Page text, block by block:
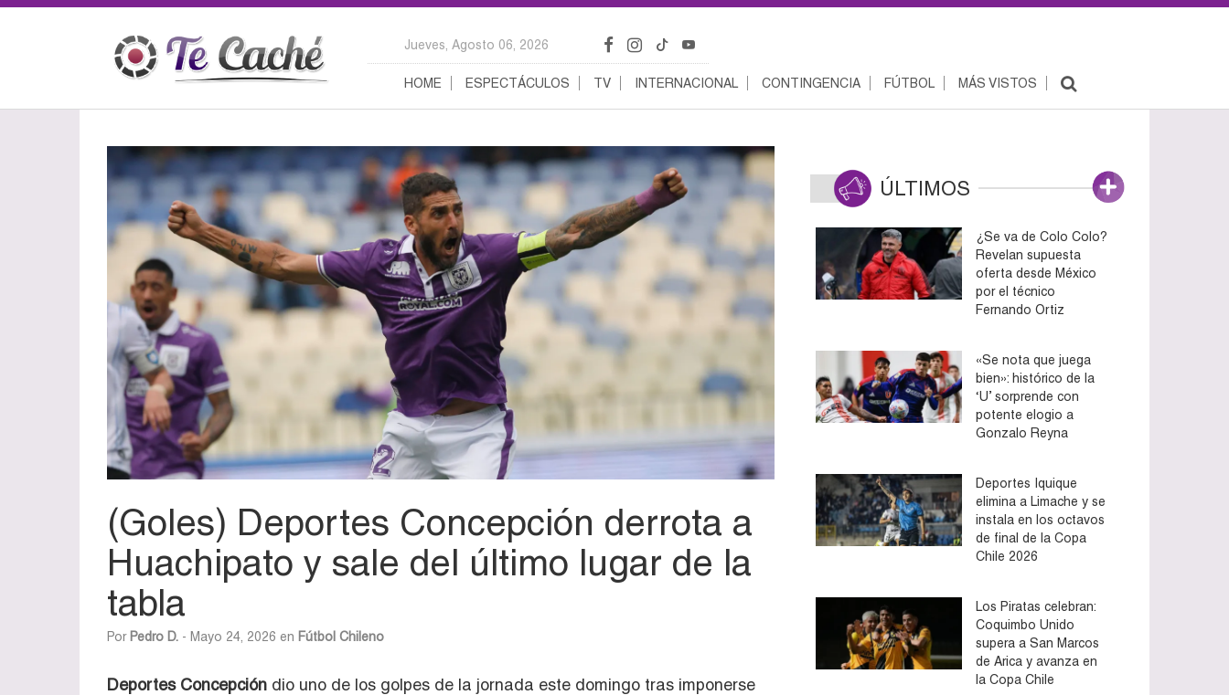
Jueves, Agosto 06, 2026
HOME ESPECTÁCULOS TV INTERNACIONAL CONTINGENCIA FÚTBOL MÁS VISTOS
(Goles) Deportes Concepción derrota a
Huachipato y sale del último lugar de la
tabla
Por Pedro D. - Mayo 24, 2026 en Fútbol Chileno
Deportes Concepción dio uno de los golpes de la jornada este domingo tras imponerse
ÚLTIMOS
¿Se va de Colo Colo?
Revelan supuesta
oferta desde México
por el técnico
Fernando Ortiz
«Se nota que juega
bien»: histórico de la
‘U’ sorprende con
potente elogio a
Gonzalo Reyna
Deportes Iquique
elimina a Limache y se
instala en los octavos
de final de la Copa
Chile 2026
Los Piratas celebran:
Coquimbo Unido
supera a San Marcos
de Arica y avanza en
la Copa Chile